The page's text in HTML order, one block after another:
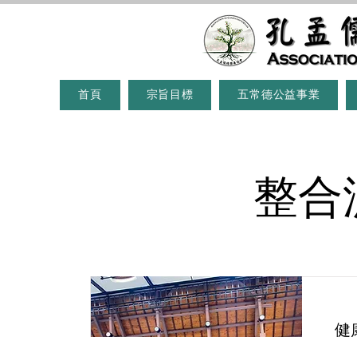
首頁 宗旨目標 五常德公益事業
整
健